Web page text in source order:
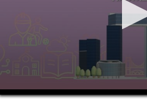
0
seconds